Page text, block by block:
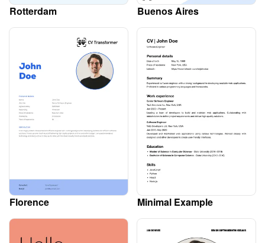
Rotterdam Buenos Aires
Florence Minimal Example